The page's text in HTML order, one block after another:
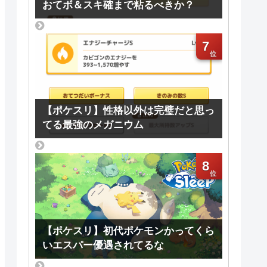
おてボ＆スキ確まで粘るべきか？
7
【ポケスリ】性格以外は完璧だと思っ
てる最強のメガニウム
8
【ポケスリ】初代ポケモンかってくら
いエスパー優遇されてるな